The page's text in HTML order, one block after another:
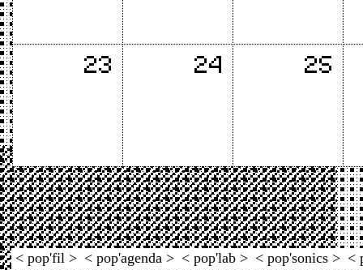
< pop'fil > < pop'agenda > < pop'lab > < pop'sonics > <